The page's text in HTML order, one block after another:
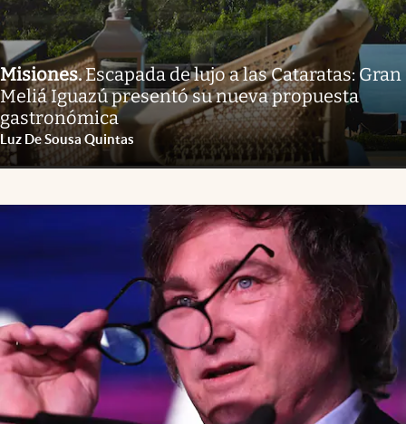
Misiones.Escapada de lujo a las Cataratas: Gran
Meliá Iguazú presentó su nueva propuesta
gastronómica
Luz De Sousa Quintas